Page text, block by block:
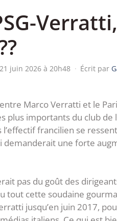
juin 2026 à 20h48 · Écrit par
Marco Verratti et le
plus importants du club de
francilien se
une forte
pas du goût des
tout cette soudaine
jusqu’en juin 2017,